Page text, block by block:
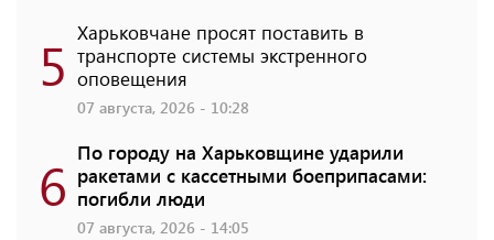
5 Харьковчане просят поставить в
транспорте системы экстренного
оповещения
07 августа, 2026 - 10:28
6 По городу на Харьковщине ударили
ракетами с кассетными боеприпасами:
погибли люди
07 августа, 2026 - 14:05